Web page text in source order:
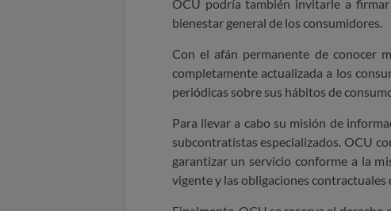
OCU podría también invitarle a
bienestar general de los consumidores.
Con el afán permanente de conocer
completamente actualizada a los
periódicas sobre sus hábitos de
Para llevar a cabo su misión de
subcontratistas especializados. OCU
garantizar un servicio conforme a la
vigente y las obligaciones